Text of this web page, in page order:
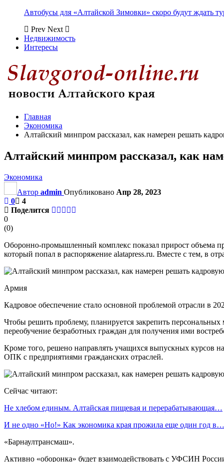
Автобусы для «Алтайской Зимовки» скоро будут ждать
Prev Next
Недвижимость
Интересы
Главная
Экономика
Алтайский минпром рассказал, как намерен решать
Алтайский минпром рассказал, как
Экономика
Автор admin Опубликовано Апр 28, 2023
0
4
Поделится
0
(0)
Оборонно-промышленный комплекс показал прирост объема
который попал в распоряжение alatapress.ru. Вместе с тем, в
Армия
Кадровое обеспечение стало основной проблемой отрасли в
Чтобы решить проблему, планируется закрепить
переобучение безработных граждан для получения ими
Кроме того, решено направлять учащихся выпускных курсов
ОПК с предприятиями гражданских отраслей.
Сейчас читают:
Не хлебом единым. Алтайская пищевая и перерабатывающая…
И не одно «Но!» Как экономика края прожила еще один год в…
«Барнаултрансмаш».
Активно «оборонка» будет взаимодействовать с УФСИН